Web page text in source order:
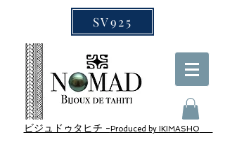
SV925
ビジュドゥタヒチ - Produced by IKIMASHO